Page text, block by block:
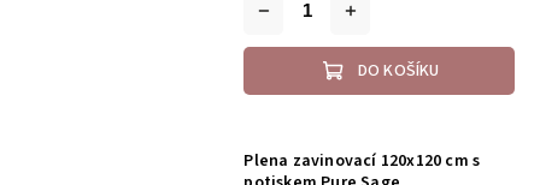
DO KOŠÍKU
Plena zavinovací 120x120 cm s